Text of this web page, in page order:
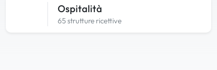
Ospitalità
65 strutture ricettive